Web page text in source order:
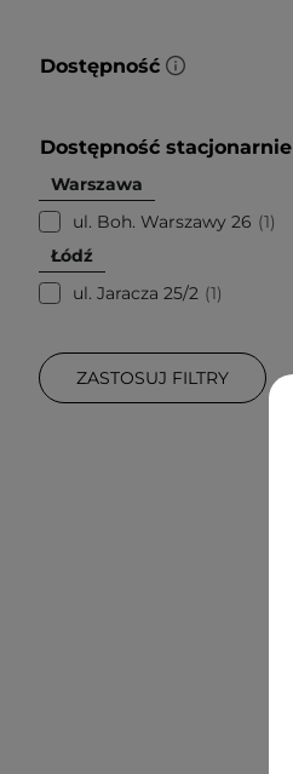
Dostępność
Dostępność stacjonarnie
Warszawa
ul. Boh. Warszawy 26
1
Łódź
ul. Jaracza 25/2 1
ZASTOSUJ FILTRY